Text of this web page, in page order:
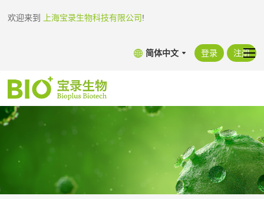
欢迎来到 上海宝录生物科技有限公司!
简体中文 登录 注册